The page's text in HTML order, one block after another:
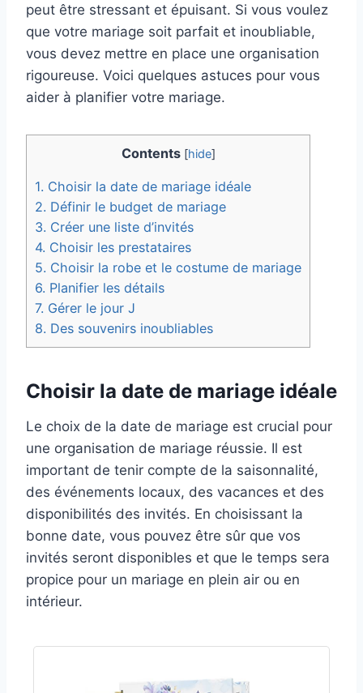
peut être stressant et épuisant. Si vous voulez
que votre mariage soit parfait et inoubliable,
vous devez mettre en place une organisation
rigoureuse. Voici quelques astuces pour vous
aider à planifier votre mariage.
Contents [hide]
1. Choisir la date de mariage idéale
2. Définir le budget de mariage
3. Créer une liste d’invités
4. Choisir les prestataires
5. Choisir la robe et le costume de mariage
6. Planifier les détails
7. Gérer le jour J
8. Des souvenirs inoubliables
Choisir la date de mariage idéale
Le choix de la date de mariage est crucial pour
une organisation de mariage réussie. Il est
important de tenir compte de la saisonnalité,
des événements locaux, des vacances et des
disponibilités des invités. En choisissant la
bonne date, vous pouvez être sûr que vos
invités seront disponibles et que le temps sera
propice pour un mariage en plein air ou en
intérieur.